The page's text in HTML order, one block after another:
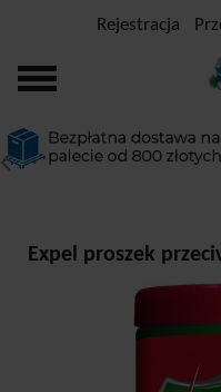
Rejestracja
Expel proszek